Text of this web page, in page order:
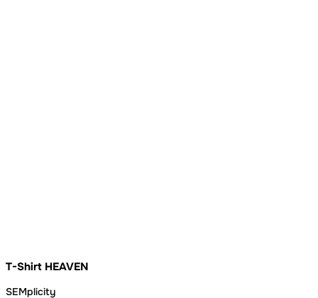
T-Shirt HEAVEN
SEMplicity